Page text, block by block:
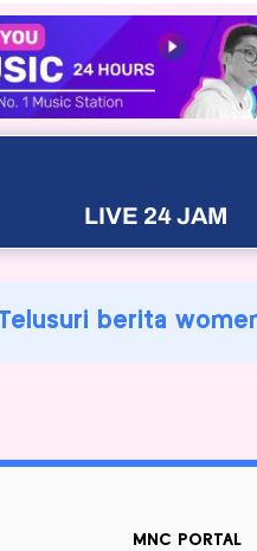
LIVE 24 JAM
Telusuri berita
MNC PORTAL